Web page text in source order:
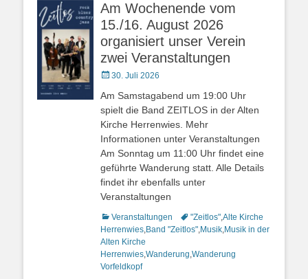
Am Wochenende vom
15./16. August 2026
organisiert unser Verein
zwei Veranstaltungen
Veröffentlicht
30. Juli 2026
Am Samstagabend um 19:00 Uhr
spielt die Band ZEITLOS in der Alten
Kirche Herrenwies. Mehr
Informationen unter Veranstaltungen
Am Sonntag um 11:00 Uhr findet eine
geführte Wanderung statt. Alle Details
findet ihr ebenfalls unter
Veranstaltungen
Kategorien
Veranstaltungen Schlagworte
"Zeitlos",Alte Kirche
Herrenwies,Band "Zeitlos",Musik,Musik in der
Alten Kirche
Herrenwies,Wanderung,Wanderung
Vorfeldkopf